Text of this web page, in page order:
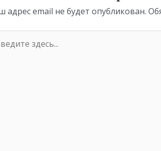
ni
ki
адрес email не будет опубликован.